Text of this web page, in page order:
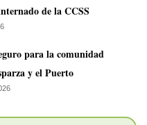
de la CCSS
para la comunidad
y el Puerto